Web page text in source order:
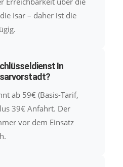
Isar – daher ist die
In
ab 59€ (Basis-Tarif,
39€ Anfahrt. Der
vor dem Einsatz